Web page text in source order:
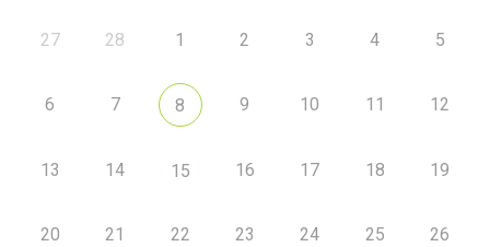
27 28 1 2 3 4 5
6 7 8 9 10 11 12
13 14 15 16 17 18 19
20 21 22 23 24 25 26